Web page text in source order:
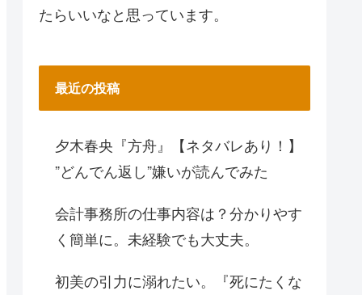
たらいいなと思っています。
最近の投稿
夕木春央『方舟』【ネタバレあり！】
”どんでん返し”嫌いが読んでみた
会計事務所の仕事内容は？分かりやす
く簡単に。未経験でも大丈夫。
初美の引力に溺れたい。『死にたくな